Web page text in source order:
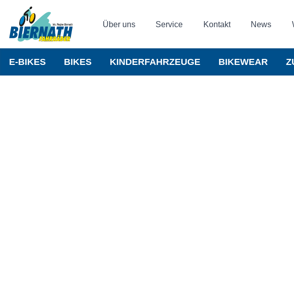
Über uns Service Kontakt News
E-BIKES BIKES KINDERFAHRZEUGE BIKEWEAR